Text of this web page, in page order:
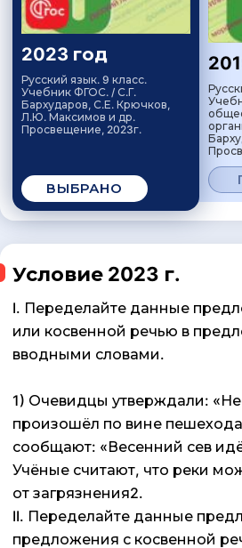
2023 год
Русский язык. 9 класс.
Учебник ФГОС. / С.Г.
Бархударов, С.Е. Крючков,
Л.Ю. Максимов и др.
Просвещение, 2023г.
ВЫБРАНО
Условие 2023 г.
I. Переделайте данные
или косвенной речью в
вводными словами.
1) Очевидцы утверждали:
произошёл по вине
сообщают: «Весенний сев
Учёные считают, что реки
от загрязнения2.
II. Переделайте данные
предложения с косвенной